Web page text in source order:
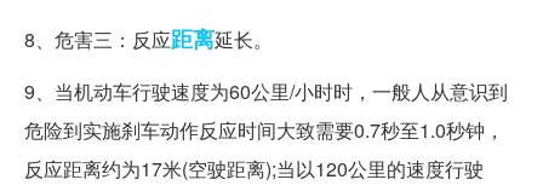
8、危害三：反应距离延长。
9、当机动车行驶速度为60公里/小时时，一般人从意识到
危险到实施刹车动作反应时间大致需要0.7秒至1.0秒钟，
反应距离约为17米(空驶距离);当以120公里的速度行驶